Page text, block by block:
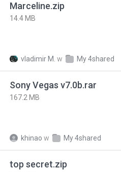
Marceline.zip
14.4 MB
vladimir M. w My 4shared
Sony Vegas v7.0b.rar
167.2 MB
khinao w My 4shared
top secret.zip